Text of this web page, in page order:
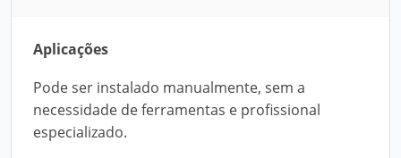
Aplicações
Pode ser instalado manualmente, sem a
necessidade de ferramentas e profissional
especializado.